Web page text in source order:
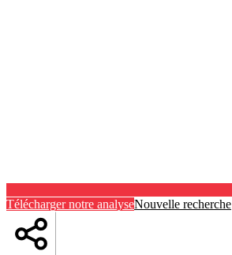
Télécharger notre analyseNouvelle recherche